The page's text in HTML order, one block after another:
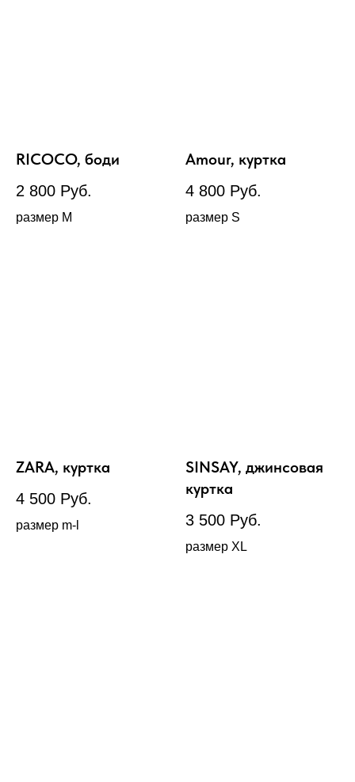
RICOCO, боди
2 800 Руб.
размер М
Amour, куртка
4 800 Руб.
размер S
ZARA, куртка
4 500 Руб.
размер m-l
SINSAY, джинсовая
куртка
3 500 Руб.
размер XL